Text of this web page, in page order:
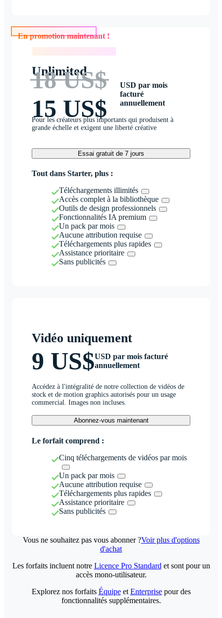
En promotion maintenant !
Unlimited
18 US$
15 US$
USD par mois
facturé
annuellement
Pour les créateurs plus importants qui produisent à
grande échelle et exigent une liberté créative
Essai gratuit de 7 jours
Tout dans Starter, plus :
Téléchargements illimités
Accès complet à la bibliothèque
Outils de design professionnels
Fonctionnalités IA premium
Un pack par mois
Aucune attribution requise
Téléchargements plus rapides
Assistance prioritaire
Sans publicités
Vidéo uniquement
9 US$USD par mois facturé
annuellement
Accédez à l'intégralité de notre collection de vidéos de
stock et de motion graphics autorisés pour un usage
commercial. Images non incluses.
Abonnez-vous maintenant
Le forfait comprend :
Cinq téléchargements de vidéos par mois
Un pack par mois
Aucune attribution requise
Téléchargements plus rapides
Assistance prioritaire
Sans publicités
Vous ne souhaitez pas vous abonner ?Voir plus d'options
d'achat
Les forfaits incluent notre Licence Pro Standard et sont pour un
accès mono-utilisateur.
Explorez nos forfaits Équipeet Enterprisepour des
fonctionnalités supplémentaires.